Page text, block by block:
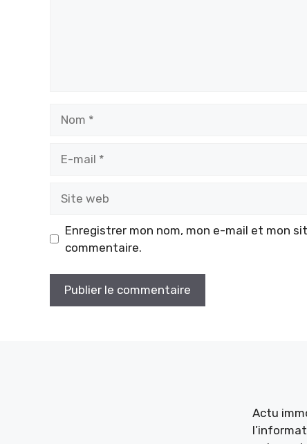
mail
web
Enregistrer mon nom, mon e-mail et mon
commentaire.
Actu